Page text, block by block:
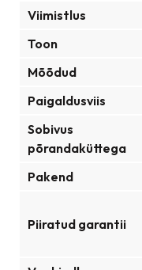
Viimistlus
Toon
Mõõdud
Paigaldusviis
Sobivus
põrandaküttega
Pakend
Piiratud garantii